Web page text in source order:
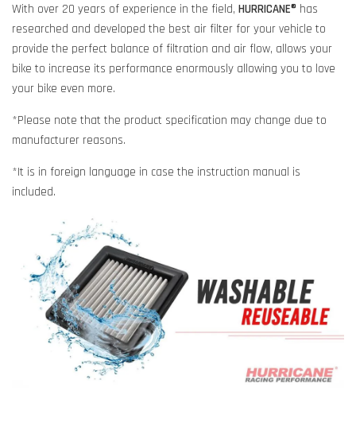
With over 20 years of experience in the field, HURRICANE® has
researched and developed the best air filter for your vehicle to
provide the perfect balance of filtration and air flow, allows your
bike to increase its performance enormously allowing you to love
your bike even more.
*Please note that the product specification may change due to
manufacturer reasons.
*It is in foreign language in case the instruction manual is
included.